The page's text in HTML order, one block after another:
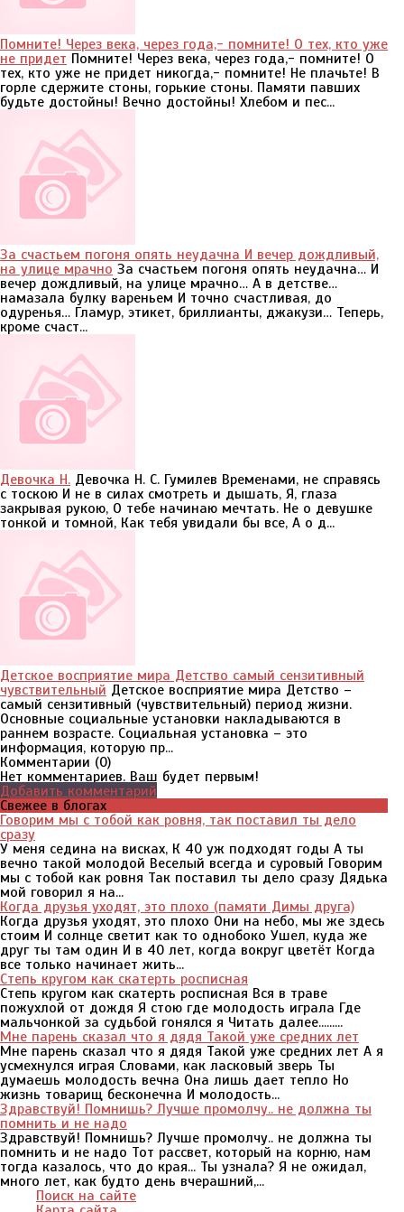
Помните! Через века, через года,- помните! О тех, кто уже
не придет Помните! Через века, через года,- помните! О
тех, кто уже не придет никогда,- помните! Не плачьте! В
горле сдержите стоны, горькие стоны. Памяти павших
будьте достойны! Вечно достойны! Хлебом и пес...
За счастьем погоня опять неудачна И вечер дождливый,
на улице мрачно За счастьем погоня опять неудачна… И
вечер дождливый, на улице мрачно… А в детстве…
намазала булку вареньем И точно счастливая, до
одуренья… Гламур, этикет, бриллианты, джакузи… Теперь,
кроме счаст...
Девочка Н. Девочка Н. С. Гумилев Временами, не справясь
с тоскою И не в силах смотреть и дышать, Я, глаза
закрывая рукою, О тебе начинаю мечтать. Не о девушке
тонкой и томной, Как тебя увидали бы все, А о д...
Детское восприятие мира Детство самый сензитивный
чувствительный Детское восприятие мира Детство –
самый сензитивный (чувствительный) период жизни.
Основные социальные установки накладываются в
раннем возрасте. Социальная установка – это
информация, которую пр...
Комментарии (0)
Нет комментариев. Ваш будет первым!
Добавить комментарий
Свежее в блогах
Говорим мы с тобой как ровня, так поставил ты дело
сразу
У меня седина на висках, К 40 уж подходят годы А ты
вечно такой молодой Веселый всегда и суровый Говорим
мы с тобой как ровня Так поставил ты дело сразу Дядька
мой говорил я на...
Когда друзья уходят, это плохо (памяти Димы друга)
Когда друзья уходят, это плохо Они на небо, мы же здесь
стоим И солнце светит как то однобоко Ушел, куда же
друг ты там один И в 40 лет, когда вокруг цветёт Когда
все только начинает жить...
Степь кругом как скатерть росписная
Степь кругом как скатерть росписная Вся в траве
пожухлой от дождя Я стою где молодость играла Где
мальчонкой за судьбой гонялся я Читать далее.........
Мне парень сказал что я дядя Такой уже средних лет
Мне парень сказал что я дядя Такой уже средних лет А я
усмехнулся играя Словами, как ласковый зверь Ты
думаешь молодость вечна Она лишь дает тепло Но
жизнь товарищ бесконечна И молодость...
Здравствуй! Помнишь? Лучше промолчу.. не должна ты
помнить и не надо
Здравствуй! Помнишь? Лучше промолчу.. не должна ты
помнить и не надо Тот рассвет, который на корню, нам
тогда казалось, что до края... Ты узнала? Я не ожидал,
много лет, как будто день вчерашний,...
Поиск на сайте